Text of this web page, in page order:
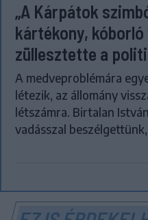
„A Kárpátok
kártékony,
züllesztette a
A medveproblémára
létezik, az állomány
létszámra. Birtalan
vadásszal